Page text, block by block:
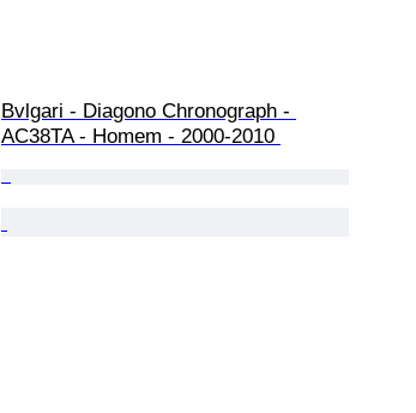
Bvlgari - Diagono Chronograph -
AC38TA - Homem - 2000-2010